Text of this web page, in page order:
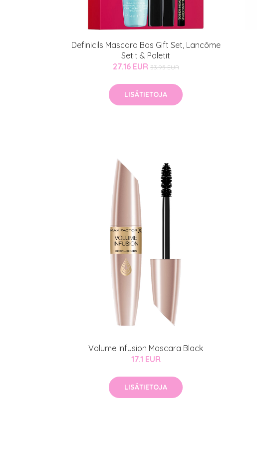
Definicils Mascara Bas Gift Set, Lancôme
Setit & Paletit
27.16 EUR 33.95 EUR
LISÄTIETOJA
Volume Infusion Mascara Black
17.1 EUR
LISÄTIETOJA
Sponsoriltamme